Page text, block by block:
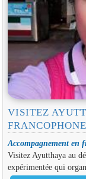
VISITEZ
FRANCOPHONE
Accompagnement en
Visitez Ayutthaya au
expérimentée qui